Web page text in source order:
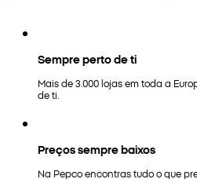
Sempre perto de ti
Mais de 3.000 lojas em toda a
de ti.
Preços sempre baixos
Na Pepco encontras tudo o que